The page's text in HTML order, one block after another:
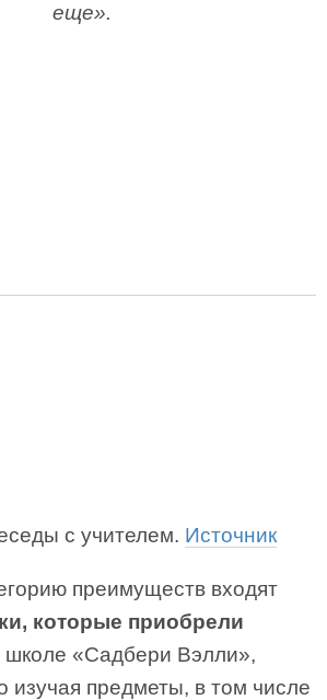
еще».
с учителем. Источник
преимуществ входят
которые приобрели
школе «Садбери Вэлли»,
изучая предметы, в том числе